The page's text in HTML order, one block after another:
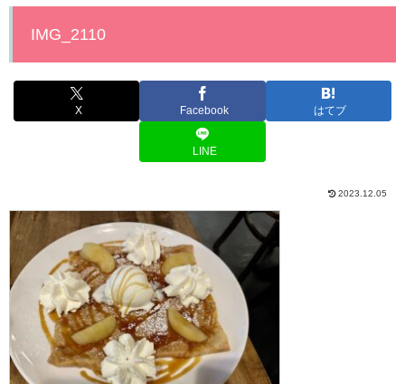
IMG_2110
X Facebook はてブ
LINE
2023.12.05